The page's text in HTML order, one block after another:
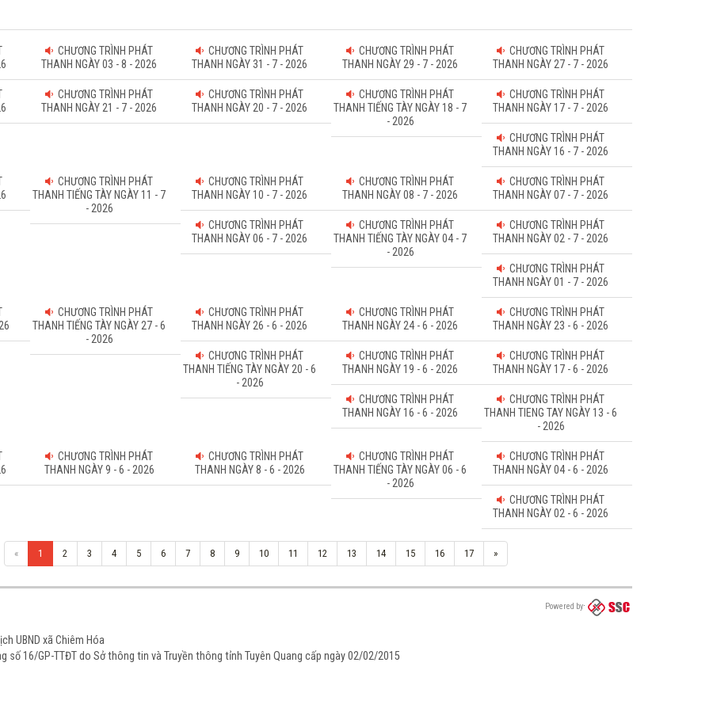
CHƯƠNG TRÌNH PHÁT
THANH NGÀY 03 - 8 - 2026
CHƯƠNG TRÌNH PHÁT
THANH NGÀY 31 - 7 - 2026
CHƯƠNG TRÌNH PHÁT
THANH NGÀY 29 - 7 - 2026
CHƯƠNG TRÌNH PHÁT
THANH NGÀY 27 - 7 - 2026
CHƯƠNG TRÌNH PHÁT
THANH NGÀY 21 - 7 - 2026
CHƯƠNG TRÌNH PHÁT
THANH NGÀY 20 - 7 - 2026
CHƯƠNG TRÌNH PHÁT
THANH TIẾNG TÀY NGÀY 18 - 7
- 2026
CHƯƠNG TRÌNH PHÁT
THANH NGÀY 17 - 7 - 2026
CHƯƠNG TRÌNH PHÁT
THANH NGÀY 16 - 7 - 2026
CHƯƠNG TRÌNH PHÁT
THANH TIẾNG TÀY NGÀY 11 - 7
- 2026
CHƯƠNG TRÌNH PHÁT
THANH NGÀY 10 - 7 - 2026
CHƯƠNG TRÌNH PHÁT
THANH NGÀY 08 - 7 - 2026
CHƯƠNG TRÌNH PHÁT
THANH NGÀY 07 - 7 - 2026
CHƯƠNG TRÌNH PHÁT
THANH NGÀY 06 - 7 - 2026
CHƯƠNG TRÌNH PHÁT
THANH TIẾNG TÀY NGÀY 04 - 7
- 2026
CHƯƠNG TRÌNH PHÁT
THANH NGÀY 02 - 7 - 2026
CHƯƠNG TRÌNH PHÁT
THANH NGÀY 01 - 7 - 2026
CHƯƠNG TRÌNH PHÁT
THANH TIẾNG TÀY NGÀY 27 - 6
- 2026
CHƯƠNG TRÌNH PHÁT
THANH NGÀY 26 - 6 - 2026
CHƯƠNG TRÌNH PHÁT
THANH NGÀY 24 - 6 - 2026
CHƯƠNG TRÌNH PHÁT
THANH NGÀY 23 - 6 - 2026
CHƯƠNG TRÌNH PHÁT
THANH TIẾNG TÀY NGÀY 20 - 6
- 2026
CHƯƠNG TRÌNH PHÁT
THANH NGÀY 19 - 6 - 2026
CHƯƠNG TRÌNH PHÁT
THANH NGÀY 17 - 6 - 2026
CHƯƠNG TRÌNH PHÁT
THANH NGÀY 16 - 6 - 2026
CHƯƠNG TRÌNH PHÁT
THANH TIENG TAY NGÀY 13 - 6
- 2026
CHƯƠNG TRÌNH PHÁT
THANH NGÀY 9 - 6 - 2026
CHƯƠNG TRÌNH PHÁT
THANH NGÀY 8 - 6 - 2026
CHƯƠNG TRÌNH PHÁT
THANH TIẾNG TÀY NGÀY 06 - 6
- 2026
CHƯƠNG TRÌNH PHÁT
THANH NGÀY 04 - 6 - 2026
CHƯƠNG TRÌNH PHÁT
THANH NGÀY 02 - 6 - 2026
« 1 2 3 4 5 6 7 8 9 10 11 12 13 14 15 16 17 »
Powered by
UBND xã Chiêm Hóa
16/GP-TTĐT do Sở thông tin và Truyền thông tỉnh Tuyên Quang cấp ngày 02/02/2015